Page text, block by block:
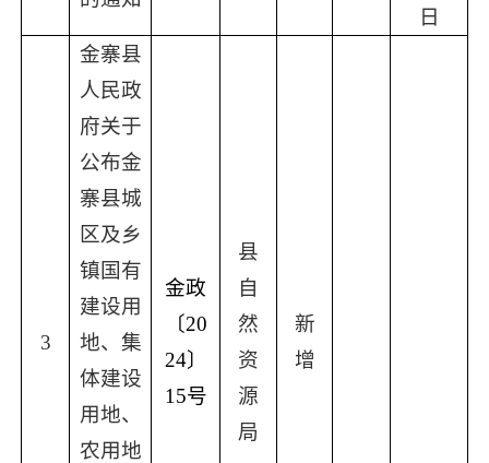
日
3
金寨县
人民政
府关于
公布金
寨县城
区及乡
镇国有
建设用
地、集
体建设
用地、
农用地
金政
〔20
24〕
15号
县
自
然
资
源
局
新
增